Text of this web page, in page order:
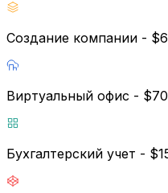
Создание компании -
Виртуальный офис -
Бухгалтерский учет -